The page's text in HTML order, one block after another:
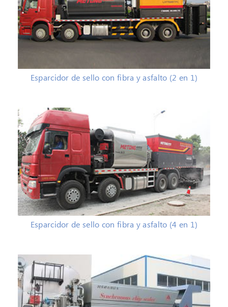
Esparcidor de sello con fibra y asfalto (2 en 1)
Esparcidor de sello con fibra y asfalto (4 en 1)